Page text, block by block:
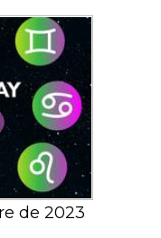
de 2023